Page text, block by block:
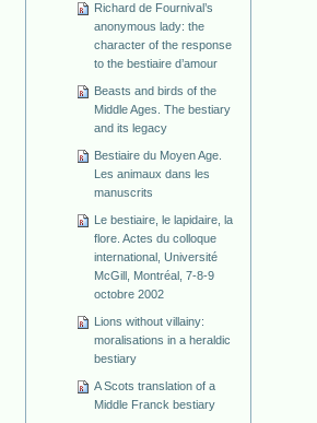
Richard de Fournival’s
anonymous lady: the
character of the response
to the bestiaire d’amour
Beasts and birds of the
Middle Ages. The bestiary
and its legacy
Bestiaire du Moyen Age.
Les animaux dans les
manuscrits
Le bestiaire, le lapidaire, la
flore. Actes du colloque
international, Université
McGill, Montréal, 7-8-9
octobre 2002
Lions without villainy:
moralisations in a heraldic
bestiary
A Scots translation of a
Middle Franck bestiary